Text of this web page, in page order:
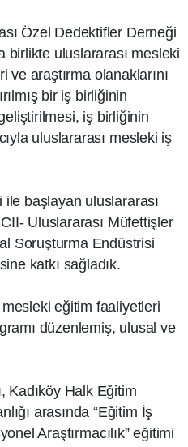
Özel Dedektifler Derneği
birlikte uluslararası mesleki
ve araştırma olanaklarını
bir iş birliğinin
iş birliğinin
uluslararası mesleki iş
ile başlayan uluslararası
Uluslararası Müfettişler
Soruşturma Endüstrisi
katkı sağladık.
eğitim faaliyetleri
düzenlemiş, ulusal ve
Kadıköy Halk Eğitim
arasında “Eğitim İş
Araştırmacılık” eğitimi